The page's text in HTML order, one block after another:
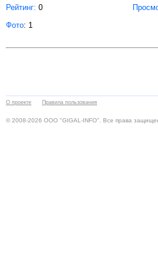
Рейтинг: 0
Фото: 1
О проекте Правила пользования
© 2008-2026 ООО "GIGAL-INFO". Все права